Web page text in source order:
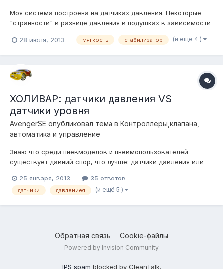
Моя система построена на датчиках давления. Некоторые
"странности" в разнице давления в подушках в зависимости
Заметил еще одну закономерность! у меня стабилизаторы
28 июля, 2013 мягкость стабилизатор (и ещё 4 )
ХОЛИВАР: датчики давления VS
датчики уровня
AvengerSE опубликовал тема в Контроллеры,клапана,
автоматика и управление
Знаю что среди пневмоделов и пневмопользователей
существует давний спор, что лучше: датчики давления или
и других, а в процессе спора родится ИСТИНА. У меня стоят
датчики давления, н оя бы с удовольствием попробовал
25 января, 2013 35 ответов
датчики давлениея (и ещё 5 )
Обратная связь Cookie-файлы
Powered by Invision Community
IPS spam blocked by CleanTalk.